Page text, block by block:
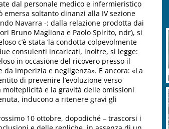
dal personale medico e infermieristico
soltanto dinanzi alla IV sezione
Navarra -: dalla relazione prodotta dai
Bruno Magliona e Paolo Spirito, ndr), si
c’è stata ‘la condotta colpevolmente
consulenti incaricati, inoltre, si legge:
in occasione del ricovero presso il
imperizia e negligenza». E ancora: «La
di prevenire l’evoluzione verso
molteplicità e la gravità delle omissioni
inducono a ritenere gravi gli
10 ottobre, dopodiché – trascorsi i